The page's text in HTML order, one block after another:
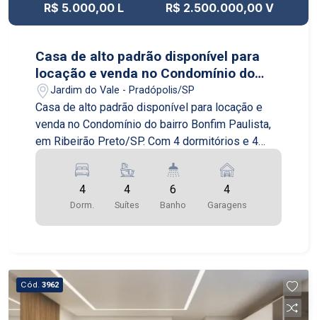
família. Não perca esta oportunidade de adquirir
bairros de Ribeirão Preto. Agende agora mesmo
uma visita e venha conhecer este incrível
apartamento!
R$ 5.000,00 L R$ 2.500.000,00 V
Casa de alto padrão disponível para
locação e venda no Condomínio do
bairro Bonfim Paulista, em Ribeirão
Preto/SP.
Jardim do Vale - Pradópolis/SP
Casa de alto padrão disponível para locação e
venda no Condomínio do bairro Bonfim Paulista,
em Ribeirão Preto/SP. Com 4 dormitórios e 4
garagens, a casa possui uma área construída de
320,00m2 e uma área de terreno de 450,00m2. A
casa é composta por uma ampla sala de estar,
sala de jantar, cozinha planejada, área de serviço,
lavabo e banheiro social. Além disso, possui uma
planejados. O imóvel conta com acabamentos de
alta qualidade, como piso em porcelanato,
esquadrias em alumínio, aquecimento solar e ar
4
Dorm.
4
Suítes
6
Banho
4
Garagens
Cód. 3962